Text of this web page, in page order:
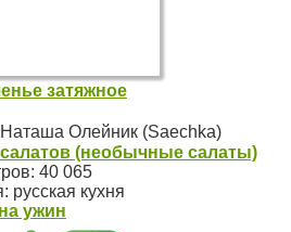
затяжное
Наташа Олейник (Saechka)
(необычные салаты)
40 065
русская кухня
на ужин